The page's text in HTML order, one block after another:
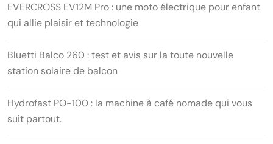
EVERCROSS EV12M Pro : une moto électrique pour enfant
qui allie plaisir et technologie
Bluetti Balco 260 : test et avis sur la toute nouvelle
station solaire de balcon
Hydrofast PO-100 : la machine à café nomade qui vous
suit partout.